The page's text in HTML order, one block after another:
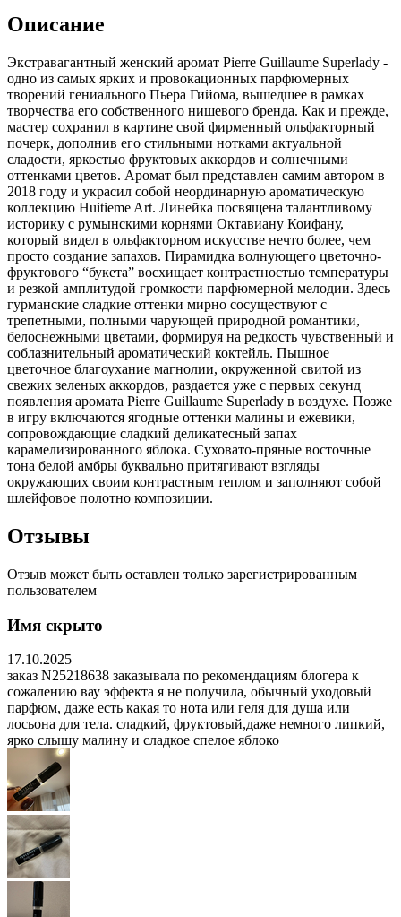
Описание
Экстравагантный женский аромат Pierre Guillaume Superlady -
одно из самых ярких и провокационных парфюмерных
творений гениального Пьера Гийома, вышедшее в рамках
творчества его собственного нишевого бренда. Как и прежде,
мастер сохранил в картине свой фирменный ольфакторный
почерк, дополнив его стильными нотками актуальной
сладости, яркостью фруктовых аккордов и солнечными
оттенками цветов. Аромат был представлен самим автором в
2018 году и украсил собой неординарную ароматическую
коллекцию Huitieme Art. Линейка посвящена талантливому
историку с румынскими корнями Октавиану Коифану,
который видел в ольфакторном искусстве нечто более, чем
просто создание запахов. Пирамидка волнующего цветочно-
фруктового “букета” восхищает контрастностью температуры
и резкой амплитудой громкости парфюмерной мелодии. Здесь
гурманские сладкие оттенки мирно сосуществуют с
трепетными, полными чарующей природной романтики,
белоснежными цветами, формируя на редкость чувственный и
соблазнительный ароматический коктейль. Пышное
цветочное благоухание магнолии, окруженной свитой из
свежих зеленых аккордов, раздается уже с первых секунд
появления аромата Pierre Guillaume Superlady в воздухе. Позже
в игру включаются ягодные оттенки малины и ежевики,
сопровождающие сладкий деликатесный запах
карамелизированного яблока. Суховато-пряные восточные
тона белой амбры буквально притягивают взгляды
окружающих своим контрастным теплом и заполняют собой
шлейфовое полотно композиции.
Отзывы
Отзыв может быть оставлен только зарегистрированным
пользователем
Имя скрыто
17.10.2025
заказ N25218638 заказывала по рекомендациям блогера к
сожалению вау эффекта я не получила, обычный уходовый
парфюм, даже есть какая то нота или геля для душа или
лосьона для тела. сладкий, фруктовый,даже немного липкий,
ярко слышу малину и сладкое спелое яблоко